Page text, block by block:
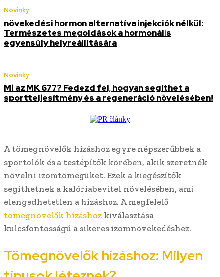
Novinky
növekedési hormon alternatíva injekciók nélkül:
Természetes megoldások a hormonális
egyensúly helyreállítására
Novinky
Mi az MK 677? Fedezd fel, hogyan segíthet a
sportteljesítmény és a regeneráció növelésében!
A tömegnövelők hízáshoz egyre népszerűbbek a
sportolók és a testépítők körében, akik szeretnék
növelni izomtömegüket. Ezek a kiegészítők
segíthetnek a kalóriabevitel növelésében, ami
elengedhetetlen a hízáshoz. A megfelelő
tömegnövelők hízáshoz kiválasztása
kulcsfontosságú a sikeres izomnövekedéshez.
Tömegnövelők hízáshoz: Milyen